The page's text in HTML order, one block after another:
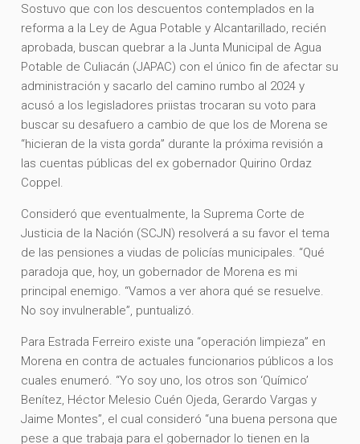
Sostuvo que con los descuentos contemplados en la
reforma a la Ley de Agua Potable y Alcantarillado, recién
aprobada, buscan quebrar a la Junta Municipal de Agua
Potable de Culiacán (JAPAC) con el único fin de afectar su
administración y sacarlo del camino rumbo al 2024 y
acusó a los legisladores priistas trocaran su voto para
buscar su desafuero a cambio de que los de Morena se
“hicieran de la vista gorda” durante la próxima revisión a
las cuentas públicas del ex gobernador Quirino Ordaz
Coppel.
Consideró que eventualmente, la Suprema Corte de
Justicia de la Nación (SCJN) resolverá a su favor el tema
de las pensiones a viudas de policías municipales. “Qué
paradoja que, hoy, un gobernador de Morena es mi
principal enemigo. “Vamos a ver ahora qué se resuelve.
No soy invulnerable”, puntualizó.
Para Estrada Ferreiro existe una “operación limpieza” en
Morena en contra de actuales funcionarios públicos a los
cuales enumeró. “Yo soy uno, los otros son ‘Químico’
Benítez, Héctor Melesio Cuén Ojeda, Gerardo Vargas y
Jaime Montes”, el cual consideró “una buena persona que
pese a que trabaja para el gobernador lo tienen en la